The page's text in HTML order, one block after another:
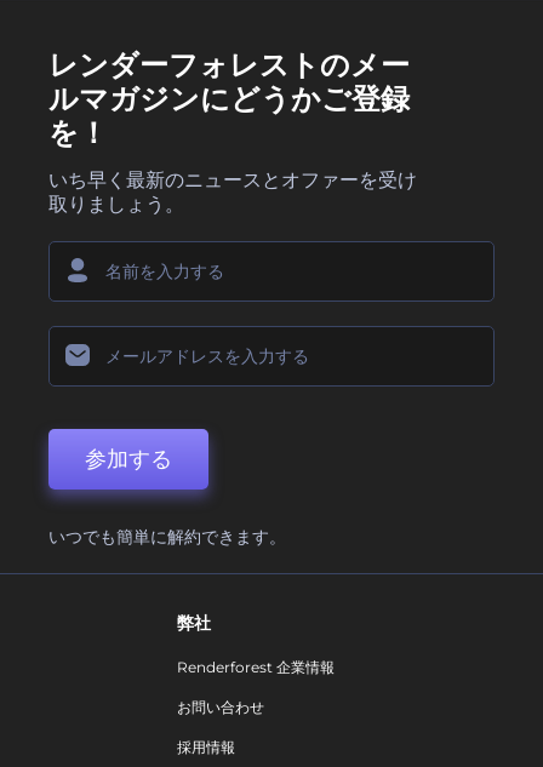
レンダーフォレストのメー
ルマガジンにどうかご登録
を！
いち早く最新のニュースとオファーを受け
取りましょう。
参加する
いつでも簡単に解約できます。
弊社
Renderforest 企業情報
お問い合わせ
採用情報